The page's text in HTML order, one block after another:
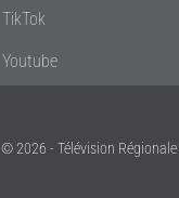
TikTok
Youtube
© 2026 - Télévision